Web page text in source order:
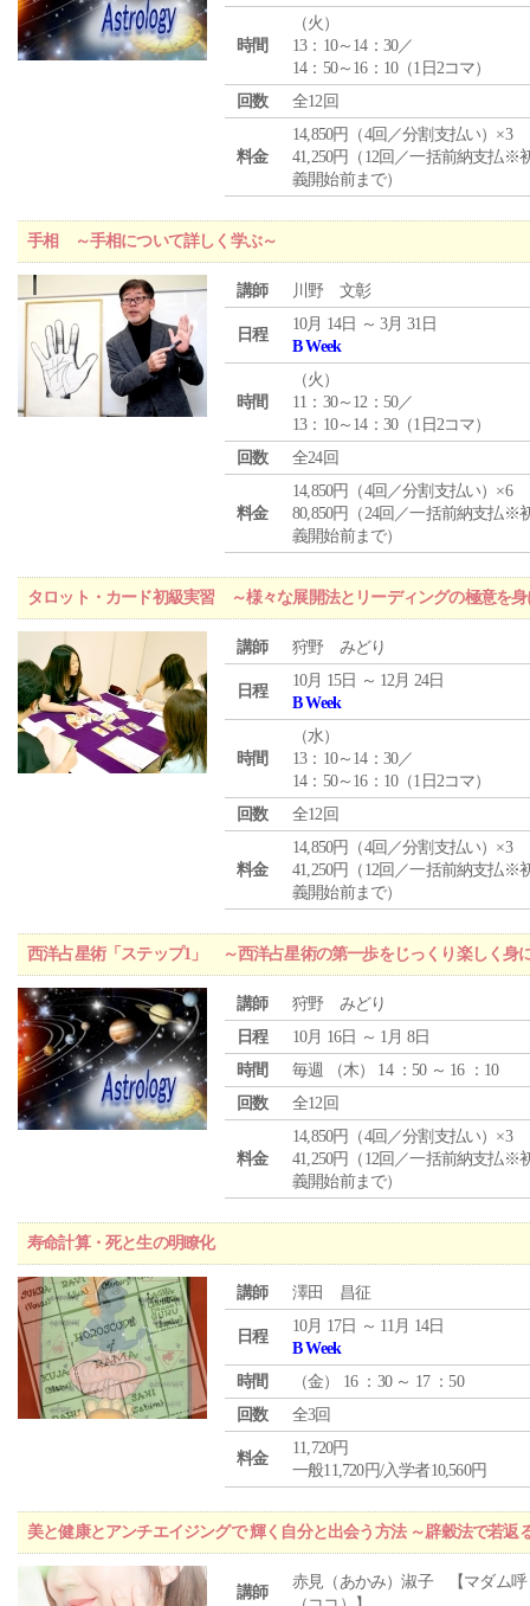
時間
（火 ）
13：10～14：30／
14：50～16：10（1日2コマ）
回数
全12回
料金
14,850円（4回／分割支払い）×3
41,250円（12回／一括前納支払※
義開始前まで）
手相 ～手相について詳しく学ぶ～
講師 川野 文彰
日程
10月 14日 ～ 3月 31日
B Week
時間
（火 ）
11：30～12：50／
13：10～14：30（1日2コマ）
回数
全24回
料金
14,850円（4回／分割支払い）×6
80,850円（24回／一括前納支払※
義開始前まで）
タロット・カード初級実習 ～様々な展開法とリーディングの極意を身
講師 狩野 みどり
日程
10月 15日 ～ 12月 24日
B Week
時間
（水）
13：10～14：30／
14：50～16：10（1日2コマ）
回数
全12回
料金
14,850円（4回／分割支払い）×3
41,250円（12回／一括前納支払※
義開始前まで）
西洋占星術「ステップ1」 ～西洋占星術の第一歩をじっくり楽しく身
講師
狩野 みどり
日程
10月 16日 ～ 1月 8日
時間
毎週 （木） 14 ：50 ～ 16 ：10
回数
全12回
料金
14,850円（4回／分割支払い）×3
41,250円（12回／一括前納支払※
義開始前まで）
寿命計算・死と生の明瞭化
講師 澤田 昌征
日程
10月 17日 ～ 11月 14日
B Week
時間
（金） 16 ：30 ～ 17 ：50
回数
全3回
料金
11,720円
一般11,720円/入学者10,560円
美と健康とアンチエイジングで 輝く自分と出会う方法 ～辟穀法で若返
講師
赤見（あかみ）淑子 【マダム呼